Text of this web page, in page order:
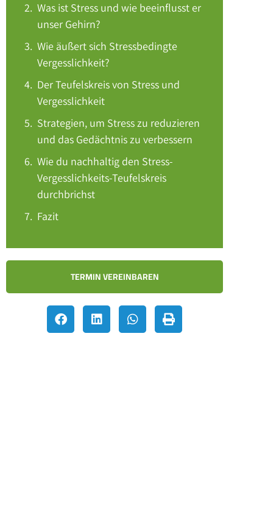
Was ist Stress und wie beeinflusst er
unser Gehirn?
Wie äußert sich Stressbedingte
Vergesslichkeit?
Der Teufelskreis von Stress und
Vergesslichkeit
Strategien, um Stress zu reduzieren
und das Gedächtnis zu verbessern
Wie du nachhaltig den Stress-
Vergesslichkeits-Teufelskreis
durchbrichst
Fazit
TERMIN VEREINBAREN